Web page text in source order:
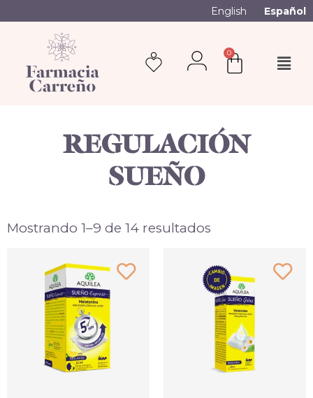
English Español
0
REGULACIÓN
SUEÑO
Mostrando 1–9 de 14 resultados